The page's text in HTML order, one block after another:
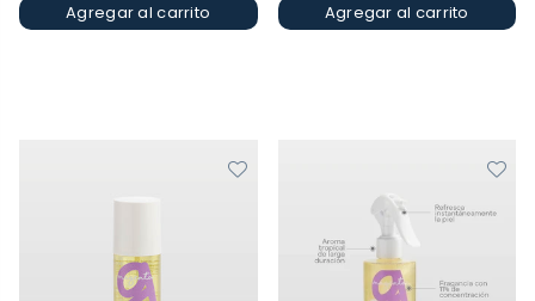
Agregar al carrito Agregar al carrito